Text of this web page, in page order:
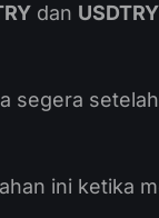
dan USDTRY
segera
ini ketika